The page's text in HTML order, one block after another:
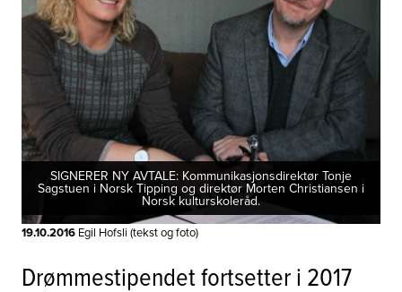
SIGNERER NY AVTALE: Kommunikasjonsdirektør Tonje
Sagstuen i Norsk Tipping og direktør Morten Christiansen i
Norsk kulturskoleråd.
19.10.2016 Egil Hofsli (tekst og foto)
Drømmestipendet fortsetter i 2017